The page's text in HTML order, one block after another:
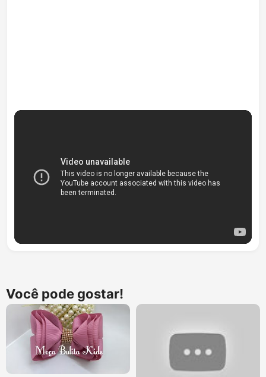
Você pode gostar!